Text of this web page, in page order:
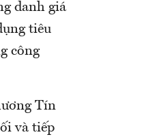
danh giá
tiêu
công
Tín
và tiếp